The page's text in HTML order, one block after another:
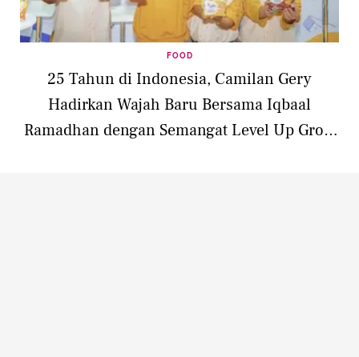
FOOD
25 Tahun di Indonesia, Camilan Gery
Hadirkan Wajah Baru Bersama Iqbaal
Ramadhan dengan Semangat Level Up Grow